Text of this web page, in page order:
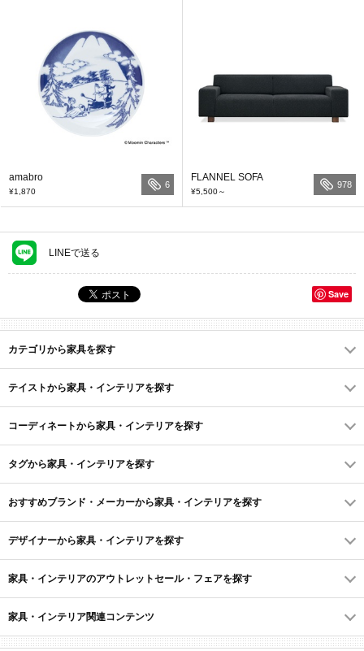
amabro
¥1,870
6
FLANNEL SOFA
¥5,500～
978
LINEで送る
Save
カテゴリから家具を探す
テイストから家具・インテリアを探す
コーディネートから家具・インテリアを探す
タグから家具・インテリアを探す
おすすめブランド・メーカーから家具・インテリアを探す
デザイナーから家具・インテリアを探す
家具・インテリアのアウトレットセール・フェアを探す
家具・インテリア関連コンテンツ